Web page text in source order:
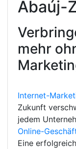
Abaúj-
mehr
Internet-
Zukunft
jedem
Online-
Eine